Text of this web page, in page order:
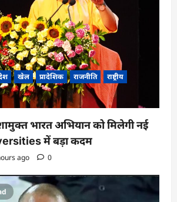
खेल प्रादेशिक राजनीति
राष्ट्रीय
भारत अभियान को मिलेगी नई
में बड़ा कदम
ago 0